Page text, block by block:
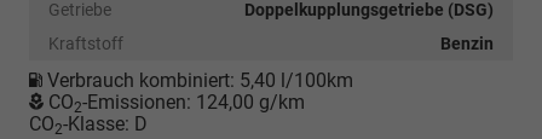
Getriebe
Doppelkupplungsgetriebe (DSG)
Kraftstoff
Benzin
Verbrauch kombiniert: 5,40 l/100km
CO2-Emissionen: 124,00 g/km
CO2-Klasse: D